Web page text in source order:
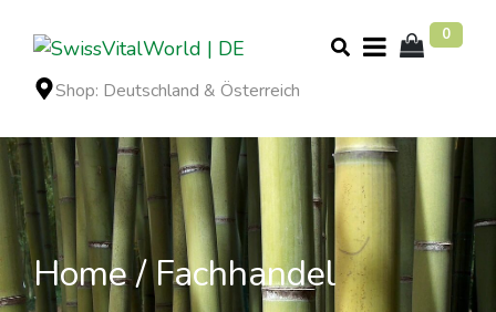
0
Shop: Deutschland & Österreich
Home Fachhandel